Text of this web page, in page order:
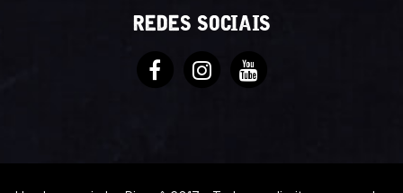
REDES SOCIAIS